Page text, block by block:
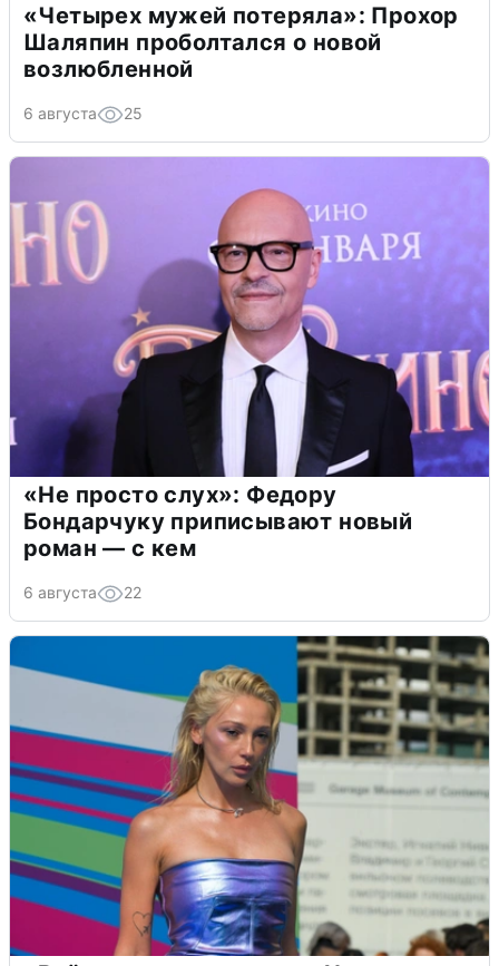
«Четырех мужей потеряла»: Прохор
Шаляпин проболтался о новой
возлюбленной
6 августа 25
«Не просто слух»: Федору
Бондарчуку приписывают новый
роман — с кем
6 августа 22